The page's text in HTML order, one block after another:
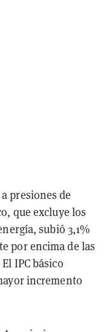
presiones de
que excluye los
subió 3,1%
por encima de las
IPC básico
incremento